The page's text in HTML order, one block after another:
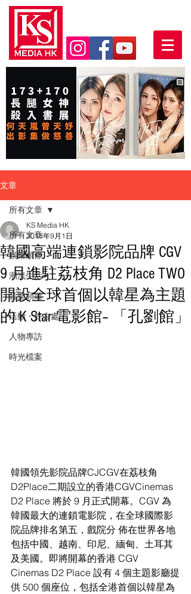
文章
所有文章
娛樂頭條
潮流生活
音樂頻道
活動・好去處
人物專訪
時光檔案
所有文章
韓國高端連鎖影院品牌 CGV
9 月進駐荔枝角 D2 Place TWO
開設全球首個以韓星為主題
的 K Star 電影館– 「孔劉館」
KS Media HK
2018年9月1日
韓國領先影院品牌CJCGV在荔枝角
D2Place二期設立的香港CGVCinemas
D2 Place 將於 9 月正式開幕。CGV 為
韓國最大的連鎖電影院，在全球國際影
院品牌排名第五，戲院分 佈在世界各地
包括中國、越南、印尼、緬甸、土耳其
及美國。即將開幕的香港 CGV
Cinemas D2 Place 設有 4 個主題影廳提
供 500 個座位，包括全港首個以韓星為